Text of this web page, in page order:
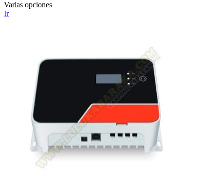
Varias opciones
Ir